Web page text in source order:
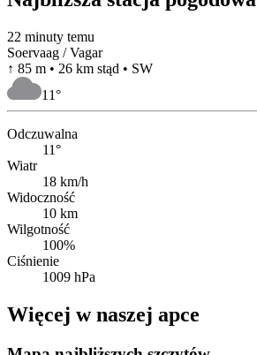
22 minuty temu
Soervaag / Vagar
↑ 85 m • 26 km stąd • SW
11°
Odczuwalna
11°
Wiatr
18 km/h
Widoczność
10 km
Wilgotność
100%
Ciśnienie
1009 hPa
Więcej w naszej apce